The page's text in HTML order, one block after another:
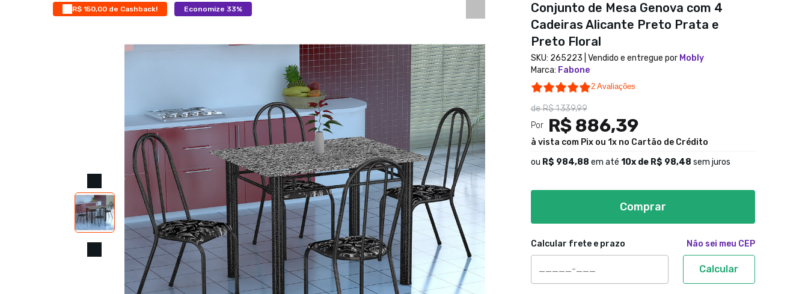
R$ 150,00 de Cashback! Economize 33%
Conjunto de Mesa Genova com 4
Cadeiras Alicante Preto Prata e
Preto Floral
SKU: 265223 | Vendido e entregue por Mobly
Marca: Fabone
5.0 star rating
2 Avaliações
deR$ 1.339,99
Por
R$ 886,39
à vista com Pix ou 1x no Cartão de Crédito
ou R$ 984,88 em até 10x de R$ 98,48 sem juros
Comprar
Calcular frete e prazo Não sei meu CEP
Calcular